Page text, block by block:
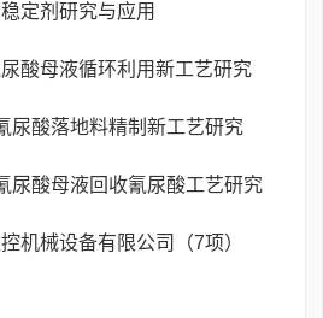
定剂研究与应用
尿酸母液循环利用新工艺研究
尿酸落地料精制新工艺研究
尿酸母液回收氰尿酸工艺研究
机械设备有限公司（7项）